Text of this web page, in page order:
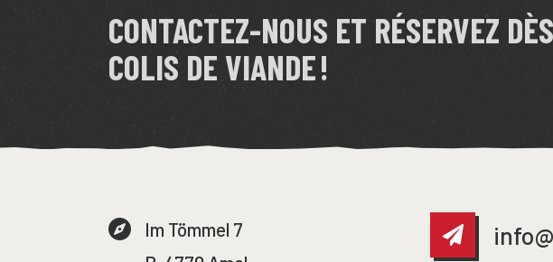
CONTACTEZ-NOUS ET RÉSERVEZ
COLIS DE VIANDE !
Im Tömmel 7